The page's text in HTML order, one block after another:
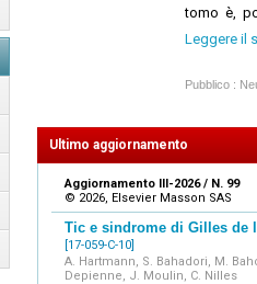
tomo è,
spazio,
Come per
individuali
video,
on-line e
Leggere il
Pubblico :
Ultimo aggiornamento
Aggiornamento III-2026 / N. 99
© 2026, Elsevier Masson SAS
Tic e sindrome di Gilles de
[17-059-C-10]
A. Hartmann, S. Bahadori, M.
Depienne, J. Moulin, C. Nilles